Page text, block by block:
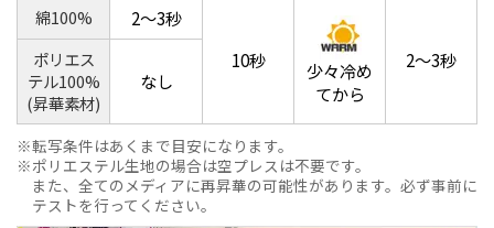
綿100%
2～3秒
10秒
少々冷め
てから
2～3秒
ポリエス
テル100%
(昇華素材)
なし
転写条件はあくまで目安になります。
ポリエステル生地の場合は空プレスは不要です。
また、全てのメディアに再昇華の可能性があります。必ず事前に
テストを行ってください。